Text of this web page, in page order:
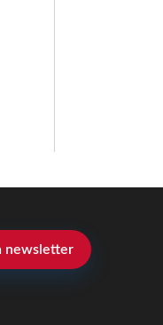
newsletter